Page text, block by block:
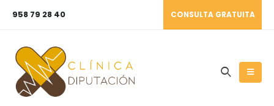
958 79 28 40 CONSULTA GRATUITA